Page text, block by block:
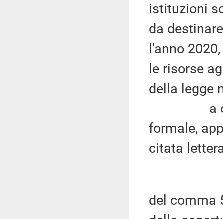
istituzioni
da
l'anno
le risorse
della legge
a
formale,
citata
del comma